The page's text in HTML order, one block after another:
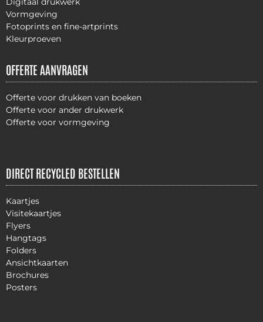
Vormgeving
Fotoprints en fine-artprints
Kleurproeven
OFFERTE AANVRAGEN
Offerte voor drukken van boeken
Offerte voor ander drukwerk
Offerte voor vormgeving
DIRECT RECYCLED BESTELLEN
Kaartjes
Visitekaartjes
Flyers
Hangtags
Folders
Ansichtkaarten
Brochures
Posters